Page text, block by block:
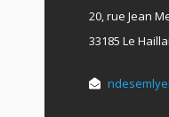
20, rue Jean
33185 Le